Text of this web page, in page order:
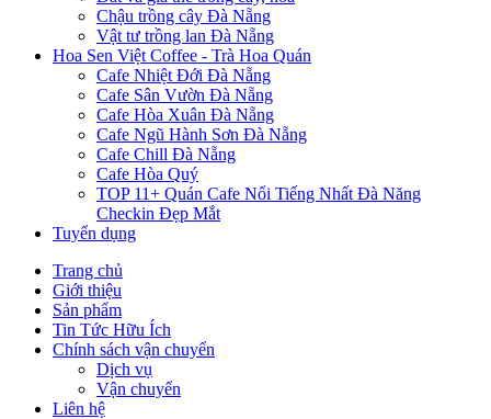
Chậu trồng cây Đà Nẵng
Vật tư trồng lan Đà Nẵng
Hoa Sen Việt Coffee - Trà Hoa Quán
Cafe Nhiệt Đới Đà Nẵng
Cafe Sân Vườn Đà Nẵng
Cafe Hòa Xuân Đà Nẵng
Cafe Ngũ Hành Sơn Đà Nẵng
Cafe Chill Đà Nẵng
Cafe Hòa Quý
TOP 11+ Quán Cafe Nổi Tiếng Nhất Đà Năng
Checkin Đẹp Mắt
Tuyển dụng
Trang chủ
Giới thiệu
Sản phẩm
Tin Tức Hữu Ích
Chính sách vận chuyển
Dịch vụ
Vận chuyển
Liên hệ